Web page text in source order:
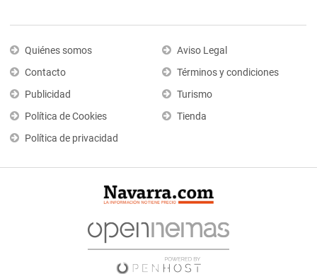
Quiénes somos
Contacto
Publicidad
Política de Cookies
Política de privacidad
Aviso Legal
Términos y condiciones
Turismo
Tienda